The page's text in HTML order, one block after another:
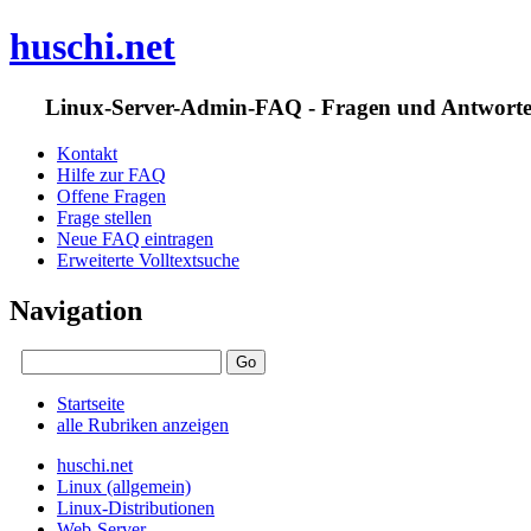
huschi.net
Linux-Server-Admin-FAQ - Fragen und
Kontakt
Hilfe zur FAQ
Offene Fragen
Frage stellen
Neue FAQ eintragen
Erweiterte Volltextsuche
Navigation
Startseite
alle Rubriken anzeigen
huschi.net
Linux (allgemein)
Linux-Distributionen